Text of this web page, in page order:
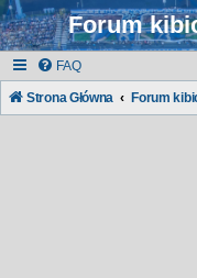
Forum
FAQ
Strona Główna Forum